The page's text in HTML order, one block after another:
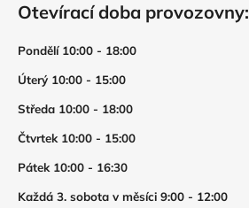
Otevírací doba provozovny:
Pondělí 10:00 - 18:00
Úterý 10:00 - 15:00
Středa 10:00 - 18:00
Čtvrtek 10:00 - 15:00
Pátek 10:00 - 16:30
Každá 3. sobota v měsíci 9:00 - 12:00